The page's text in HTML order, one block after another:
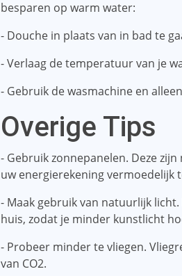
besparen op warm water:
- Douche in plaats van in bad te
- Verlaag de temperatuur van je
- Gebruik de wasmachine en
Overige Tips
- Gebruik zonnepanelen. Deze
uw energierekening vermoedelijk
- Maak gebruik van natuurlijk
huis, zodat je minder kunstlicht
- Probeer minder te vliegen.
van CO2.